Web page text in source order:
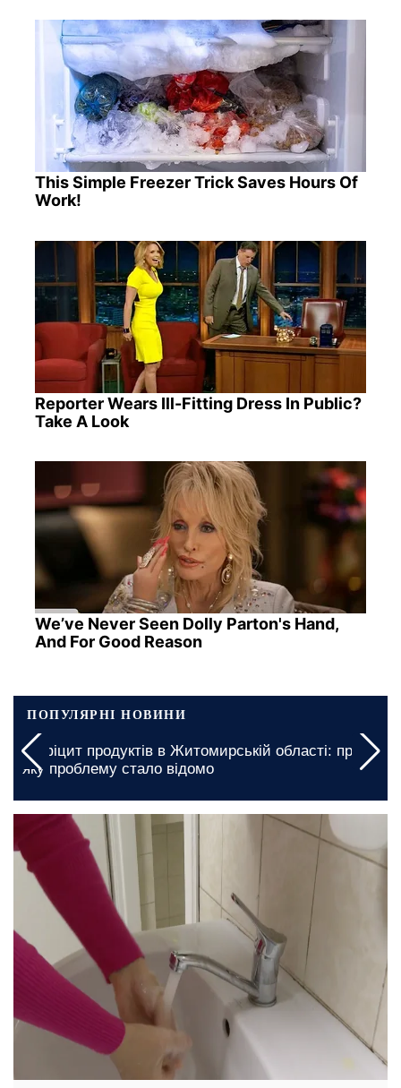
This Simple Freezer Trick Saves Hours Of
Work!
Reporter Wears Ill-Fitting Dress In Public?
Take A Look
We’ve Never Seen Dolly Parton's Hand,
And For Good Reason
ПОПУЛЯРНІ НОВИНИ
Безкоштовне житло для ВПО у Дніпропетровській
області: хто саме може отримати дім
сьогодні, 11:00